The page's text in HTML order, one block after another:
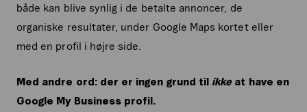
både kan blive synlig i de betalte annoncer, de
organiske resultater, under Google Maps kortet eller
med en profil i højre side.
Med andre ord: der er ingen grund til ikke at have en
Google My Business profil.